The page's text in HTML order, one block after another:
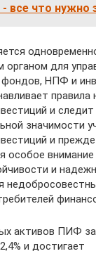
- все что нужно
для
фондов, НПФ и
правила
и
значимости
и
особое
и
активов ПИФ за
и достигает